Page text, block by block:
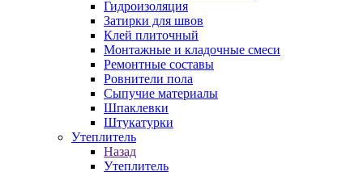
Гидроизоляция
Затирки для швов
Клей плиточный
Монтажные и кладочные смеси
Ремонтные составы
Ровнители пола
Сыпучие материалы
Шпаклевки
Штукатурки
Утеплитель
Назад
Утеплитель